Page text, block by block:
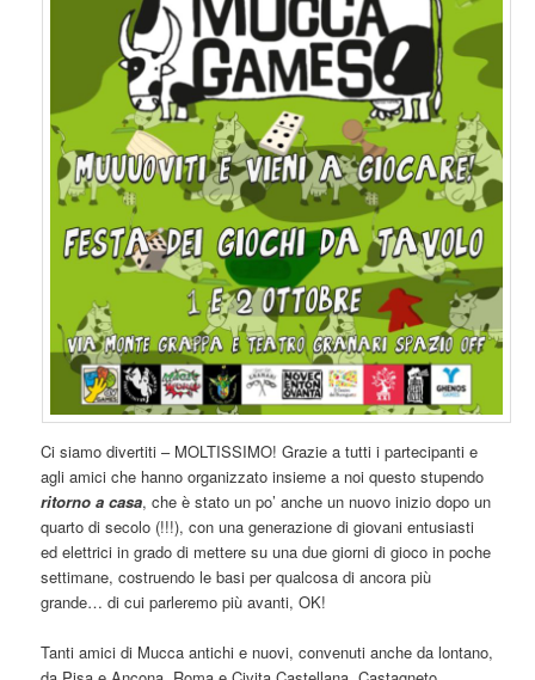
Ci siamo divertiti – MOLTISSIMO! Grazie a tutti i partecipanti e
agli amici che hanno organizzato insieme a noi questo stupendo
ritorno a casa, che è stato un po’ anche un nuovo inizio dopo un
quarto di secolo (!!!), con una generazione di giovani entusiasti
ed elettrici in grado di mettere su una due giorni di gioco in poche
settimane, costruendo le basi per qualcosa di ancora più
grande… di cui parleremo più avanti, OK!
Tanti amici di Mucca antichi e nuovi, convenuti anche da lontano,